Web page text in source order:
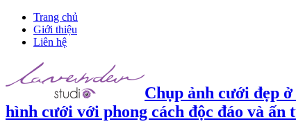
Trang chủ
Giới thiệu
Liên hệ
Chụp ảnh cưới đẹp
hình cưới với phong cách độc đáo và